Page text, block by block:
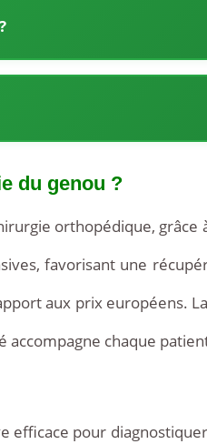
du genou ?
orthopédique,
favorisant une
aux prix européens.
chaque
pour